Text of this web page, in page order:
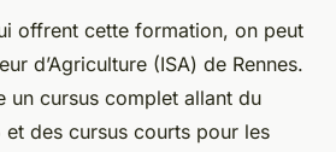
offrent cette formation, on peut
d’Agriculture (ISA) de Rennes.
un cursus complet allant du
et des cursus courts pour les